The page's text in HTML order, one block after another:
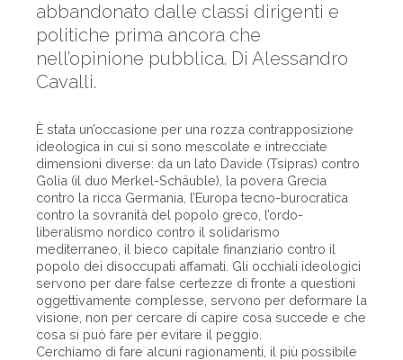
abbandonato dalle classi dirigenti e
politiche prima ancora che
nell’opinione pubblica. Di Alessandro
Cavalli.
È stata un’occasione per una rozza contrapposizione
ideologica in cui si sono mescolate e intrecciate
dimensioni diverse: da un lato Davide (Tsipras) contro
Golia (il duo Merkel-Schäuble), la povera Grecia
contro la ricca Germania, l’Europa tecno-burocratica
contro la sovranità del popolo greco, l’ordo-
liberalismo nordico contro il solidarismo
mediterraneo, il bieco capitale finanziario contro il
popolo dei disoccupati affamati. Gli occhiali ideologici
servono per dare false certezze di fronte a questioni
oggettivamente complesse, servono per deformare la
visione, non per cercare di capire cosa succede e che
cosa si può fare per evitare il peggio.
Cerchiamo di fare alcuni ragionamenti, il più possibile